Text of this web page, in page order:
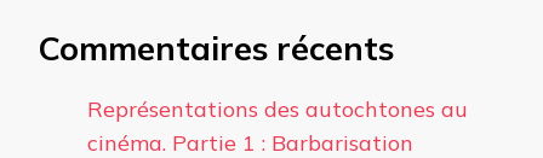
Commentaires récents
Représentations des autochtones au
cinéma. Partie 1 : Barbarisation